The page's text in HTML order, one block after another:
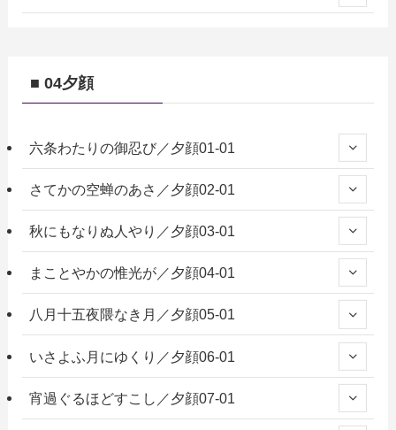
■ 04夕顔
六条わたりの御忍び／夕顔01-01
さてかの空蝉のあさ／夕顔02-01
秋にもなりぬ人やり／夕顔03-01
まことやかの惟光が／夕顔04-01
八月十五夜隈なき月／夕顔05-01
いさよふ月にゆくり／夕顔06-01
宵過ぐるほどすこし／夕顔07-01